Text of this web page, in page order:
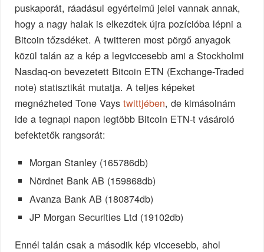
puskaporát, ráadásul egyértelmű jelei vannak annak,
hogy a nagy halak is elkezdtek újra pozícióba lépni a
Bitcoin tőzsdéket. A twitteren most pörgő anyagok
közül talán az a kép a legviccesebb ami a Stockholmi
Nasdaq-on bevezetett Bitcoin ETN (Exchange-Traded
note) statisztikát mutatja. A teljes képeket
megnézheted Tone Vaystwittjében, de kimásolnám
ide a tegnapi napon legtöbb Bitcoin ETN-t vásároló
befektetők rangsorát:
Morgan Stanley (165786db)
Nördnet Bank AB (159868db)
Avanza Bank AB (180874db)
JP Morgan Securities Ltd (19102db)
Ennél talán csak a második kép viccesebb, ahol